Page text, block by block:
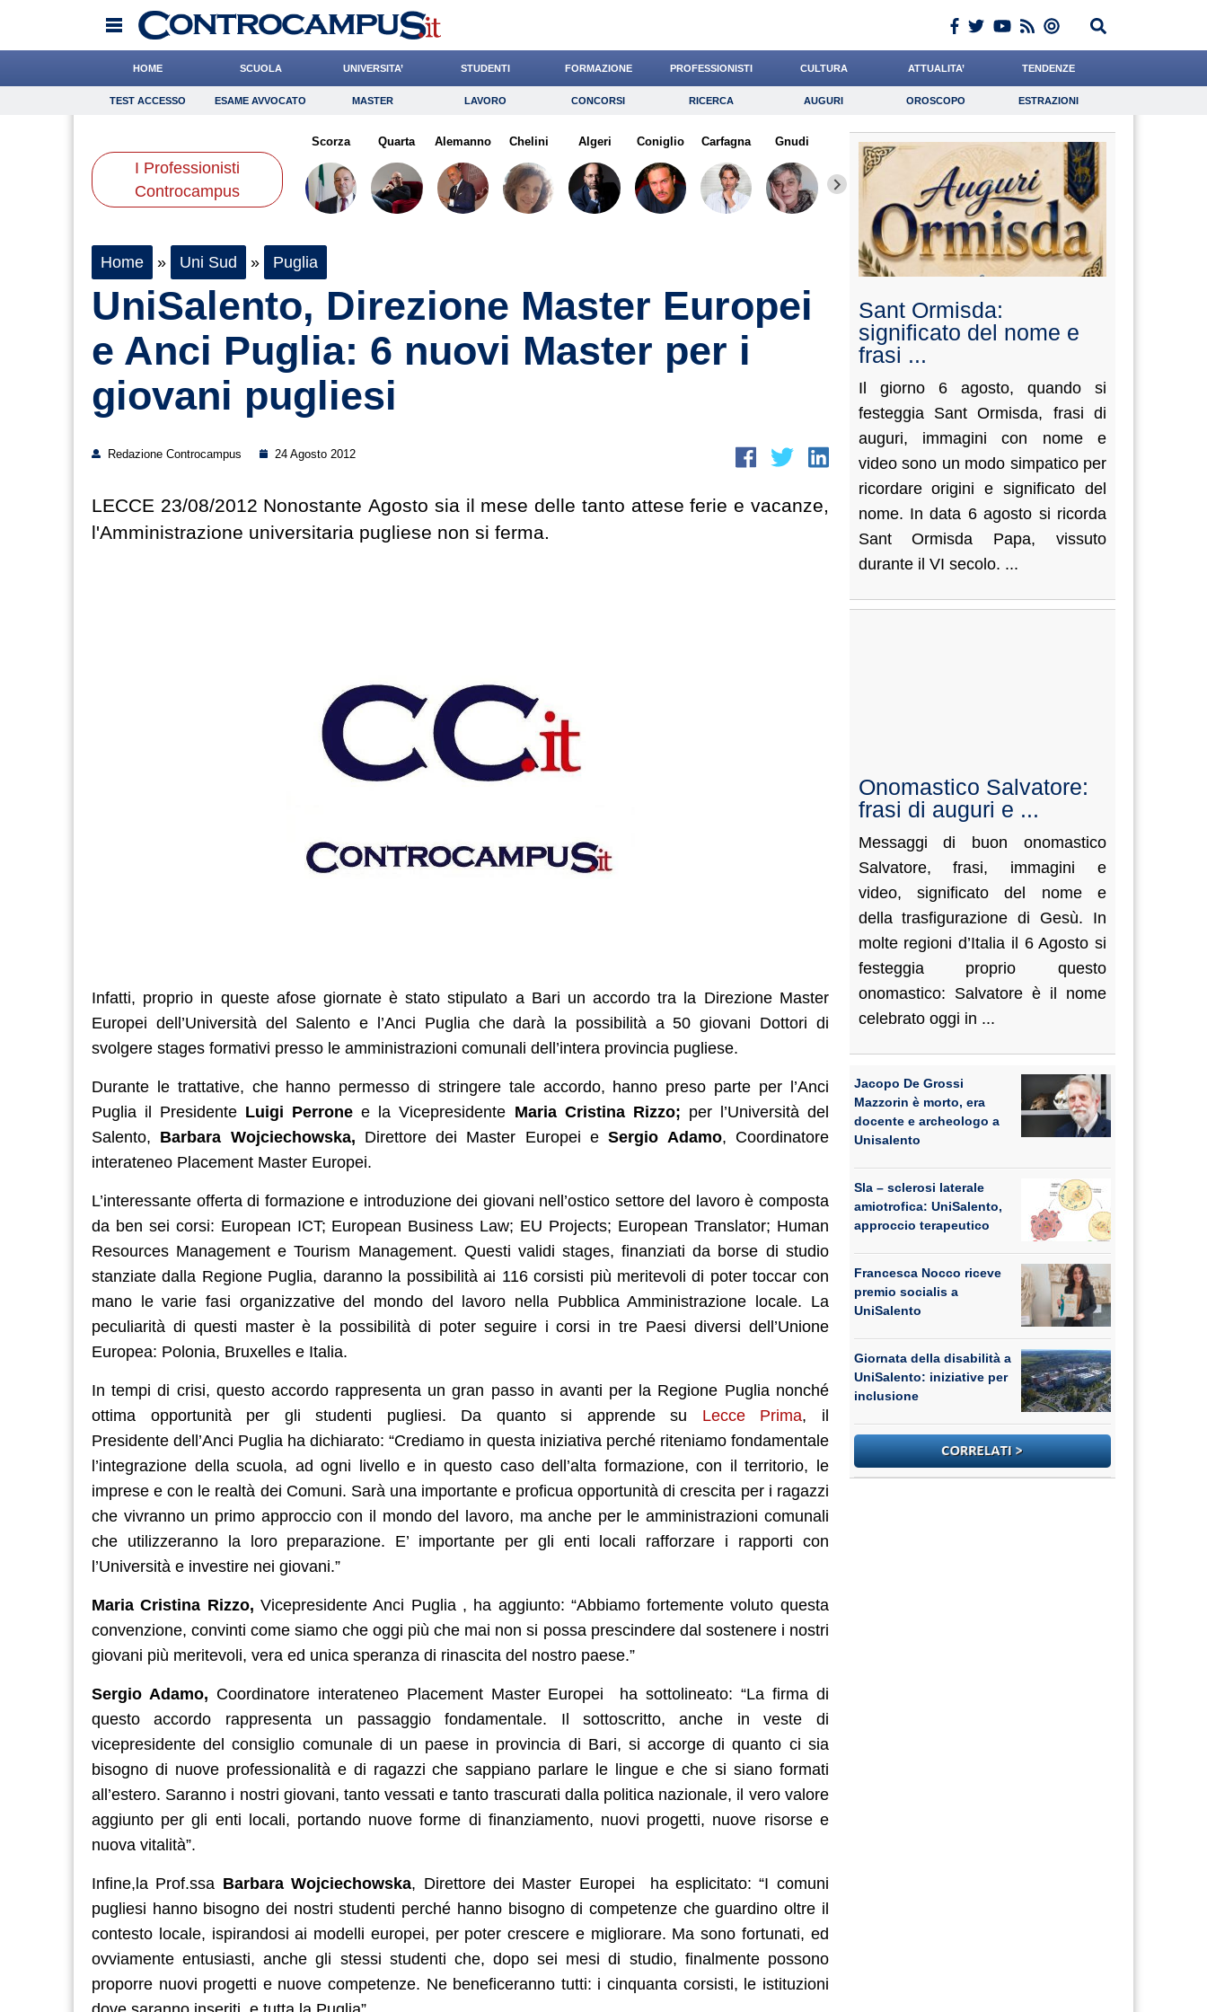
HOME SCUOLA UNIVERSITA’ STUDENTI FORMAZIONE PROFESSIONISTI CULTURA ATTUALITA’ TENDENZE
TEST ACCESSO Esame Avvocato Master Lavoro Concorsi Ricerca Auguri Oroscopo Estrazioni
Consigli Risparmio Diritto Economia Giornalista Lavoro Psicologia
Scienze
TEST ACCESSO ESAME AVVOCATO MASTER LAVORO CONCORSI RICERCA AUGURI OROSCOPO ESTRAZIONI
I Professionisti
Controcampus
Scorza Quarta Alemanno Chelini Algeri Coniglio Carfagna Gnudi Ward Barnaba Cocchi Leone Califano
Home » Uni Sud » Puglia
UniSalento, Direzione Master Europei
e Anci Puglia: 6 nuovi Master per i
giovani pugliesi
Redazione Controcampus 24 Agosto 2012
LECCE 23/08/2012 Nonostante Agosto sia il mese delle tanto attese ferie e vacanze,
l'Amministrazione universitaria pugliese non si ferma.
Infatti, proprio in queste afose giornate è stato stipulato a Bari un accordo tra la Direzione Master
Europei dell’Università del Salento e l’Anci Puglia che darà la possibilità a 50 giovani Dottori di
svolgere stages formativi presso le amministrazioni comunali dell’intera provincia pugliese.
Durante le trattative, che hanno permesso di stringere tale accordo, hanno preso parte per l’Anci
Puglia il Presidente Luigi Perrone e la Vicepresidente Maria Cristina Rizzo; per l’Università del
Salento, Barbara Wojciechowska, Direttore dei Master Europei eSergio Adamo, Coordinatore
interateneo Placement Master Europei.
L’interessante offerta di formazione e introduzione dei giovani nell’ostico settore del lavoro è composta
da ben sei corsi: European ICT; European Business Law; EU Projects; European Translator; Human
Resources Management e Tourism Management. Questi validi stages, finanziati da borse di studio
stanziate dalla Regione Puglia, daranno la possibilità ai 116 corsisti più meritevoli di poter toccar con
mano le varie fasi organizzative del mondo del lavoro nella Pubblica Amministrazione locale. La
peculiarità di questi master è la possibilità di poter seguire i corsi in tre Paesi diversi dell’Unione
Europea: Polonia, Bruxelles e Italia.
In tempi di crisi, questo accordo rappresenta un gran passo in avanti per la Regione Puglia nonché
ottima opportunità per gli studenti pugliesi. Da quanto si apprende su Lecce Prima, il
Presidente dell’Anci Puglia ha dichiarato: “Crediamo in questa iniziativa perché riteniamo fondamentale
l’integrazione della scuola, ad ogni livello e in questo caso dell’alta formazione, con il territorio, le
imprese e con le realtà dei Comuni. Sarà una importante e proficua opportunità di crescita per i ragazzi
che vivranno un primo approccio con il mondo del lavoro, ma anche per le amministrazioni comunali
che utilizzeranno la loro preparazione. E’ importante per gli enti locali rafforzare i rapporti con
l’Università e investire nei giovani.”
Maria Cristina Rizzo, Vicepresidente Anci Puglia , ha aggiunto: “Abbiamo fortemente voluto questa
convenzione, convinti come siamo che oggi più che mai non si possa prescindere dal sostenere i nostri
giovani più meritevoli, vera ed unica speranza di rinascita del nostro paese.”
Sergio Adamo, Coordinatore interateneo Placement Master Europei ha sottolineato: “La firma di
questo accordo rappresenta un passaggio fondamentale. Il sottoscritto, anche in veste di
vicepresidente del consiglio comunale di un paese in provincia di Bari, si accorge di quanto ci sia
bisogno di nuove professionalità e di ragazzi che sappiano parlare le lingue e che si siano formati
all’estero. Saranno i nostri giovani, tanto vessati e tanto trascurati dalla politica nazionale, il vero valore
aggiunto per gli enti locali, portando nuove forme di finanziamento, nuovi progetti, nuove risorse e
nuova vitalità”.
Infine,la Prof.ssa Barbara Wojciechowska, Direttore dei Master Europei ha esplicitato: “I comuni
pugliesi hanno bisogno dei nostri studenti perché hanno bisogno di competenze che guardino oltre il
contesto locale, ispirandosi ai modelli europei, per poter crescere e migliorare. Ma sono fortunati, ed
ovviamente entusiasti, anche gli stessi studenti che, dopo sei mesi di studio, finalmente possono
proporre nuovi progetti e nuove competenze. Ne beneficeranno tutti: i cinquanta corsisti, le istituzioni
Sant Ormisda:
significato del nome e
frasi ...
Il giorno 6 agosto, quando si
festeggia Sant Ormisda, frasi di
auguri, immagini con nome e
video sono un modo simpatico per
ricordare origini e significato del
nome. In data 6 agosto si ricorda
Sant Ormisda Papa, vissuto
durante il VI secolo. ...
Onomastico Salvatore:
frasi di auguri e ...
Messaggi di buon onomastico
Salvatore, frasi, immagini e
video, significato del nome e
della trasfigurazione di Gesù. In
molte regioni d’Italia il 6 Agosto si
festeggia proprio questo
onomastico: Salvatore è il nome
celebrato oggi in ...
Jacopo De Grossi
Mazzorin è morto, era
docente e archeologo a
Unisalento
Sla – sclerosi laterale
amiotrofica: UniSalento,
approccio terapeutico
Francesca Nocco riceve
premio socialis a
UniSalento
Giornata della disabilità a
UniSalento: iniziative per
inclusione